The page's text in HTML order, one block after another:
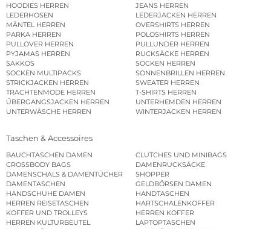
HOODIES HERREN
JEANS HERREN
LEDERHOSEN
LEDERJACKEN HERREN
MÄNTEL HERREN
OVERSHIRTS HERREN
PARKA HERREN
POLOSHIRTS HERREN
PULLOVER HERREN
PULLUNDER HERREN
PYJAMAS HERREN
RUCKSÄCKE HERREN
SAKKOS
SOCKEN HERREN
SOCKEN MULTIPACKS
SONNENBRILLEN HERREN
STRICKJACKEN HERREN
SWEATER HERREN
TRACHTENMODE HERREN
T-SHIRTS HERREN
ÜBERGANGSJACKEN HERREN
UNTERHEMDEN HERREN
UNTERWÄSCHE HERREN
WINTERJACKEN HERREN
Taschen & Accessoires
BAUCHTASCHEN DAMEN
CLUTCHES UND MINIBAGS
CROSSBODY BAGS
DAMENRUCKSÄCKE
DAMENSCHALS & DAMENTÜCHER
SHOPPER
DAMENTASCHEN
GELDBÖRSEN DAMEN
HANDSCHUHE DAMEN
HANDTASCHEN
HERREN REISETASCHEN
HARTSCHALENKOFFER
KOFFER UND TROLLEYS
HERREN KOFFER
HERREN KULTURBEUTEL
LAPTOPTASCHEN